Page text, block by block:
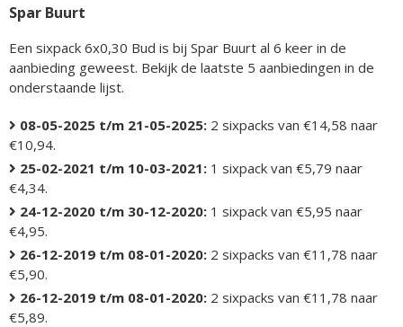
Spar Buurt
Een sixpack 6x0,30 Bud is bij Spar Buurt al 6 keer in de
aanbieding geweest. Bekijk de laatste 5 aanbiedingen in de
onderstaande lijst.
08-05-2025 t/m 21-05-2025: 2 sixpacks van €14,58 naar
€10,94.
25-02-2021 t/m 10-03-2021: 1 sixpack van €5,79 naar
€4,34.
24-12-2020 t/m 30-12-2020: 1 sixpack van €5,95 naar
€4,95.
26-12-2019 t/m 08-01-2020: 2 sixpacks van €11,78 naar
€5,90.
26-12-2019 t/m 08-01-2020: 2 sixpacks van €11,78 naar
€5,89.